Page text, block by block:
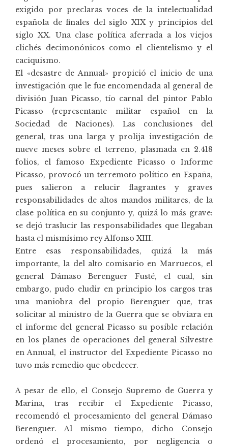
exigido por preclaras voces de la intelectualidad
española de finales del siglo XIX y principios del
siglo XX. Una clase política aferrada a los viejos
clichés decimonónicos como el clientelismo y el
caciquismo.
El «desastre de Annual» propició el inicio de una
investigación que le fue encomendada al general de
división Juan Picasso, tío carnal del pintor Pablo
Picasso (representante militar español en la
Sociedad de Naciones). Las conclusiones del
general, tras una larga y prolija investigación de
nueve meses sobre el terreno, plasmada en 2.418
folios, el famoso Expediente Picasso o Informe
Picasso, provocó un terremoto político en España,
pues salieron a relucir flagrantes y graves
responsabilidades de altos mandos militares, de la
clase política en su conjunto y, quizá lo más grave:
se dejó traslucir las responsabilidades que llegaban
hasta el mismísimo rey Alfonso XIII.
Entre esas responsabilidades, quizá la más
importante, la del alto comisario en Marruecos, el
general Dámaso Berenguer Fusté, el cual, sin
embargo, pudo eludir en principio los cargos tras
una maniobra del propio Berenguer que, tras
solicitar al ministro de la Guerra que se obviara en
el informe del general Picasso su posible relación
en los planes de operaciones del general Silvestre
en Annual, el instructor del Expediente Picasso no
tuvo más remedio que obedecer.
A pesar de ello, el Consejo Supremo de Guerra y
Marina, tras recibir el Expediente Picasso,
recomendó el procesamiento del general Dámaso
Berenguer. Al mismo tiempo, dicho Consejo
ordenó el procesamiento, por negligencia o